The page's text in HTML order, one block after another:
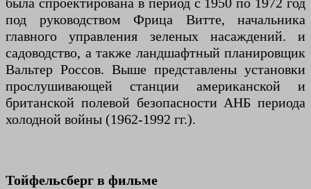
под руководством Фрица Витте, начальника
главного управления зеленых насаждений. и
садоводство, а также ландшафтный планировщик
Вальтер Россов. Выше представлены установки
прослушивающей станции американской и
британской полевой безопасности АНБ периода
холодной войны (1962-1992 гг.).
Тойфельсберг в фильме